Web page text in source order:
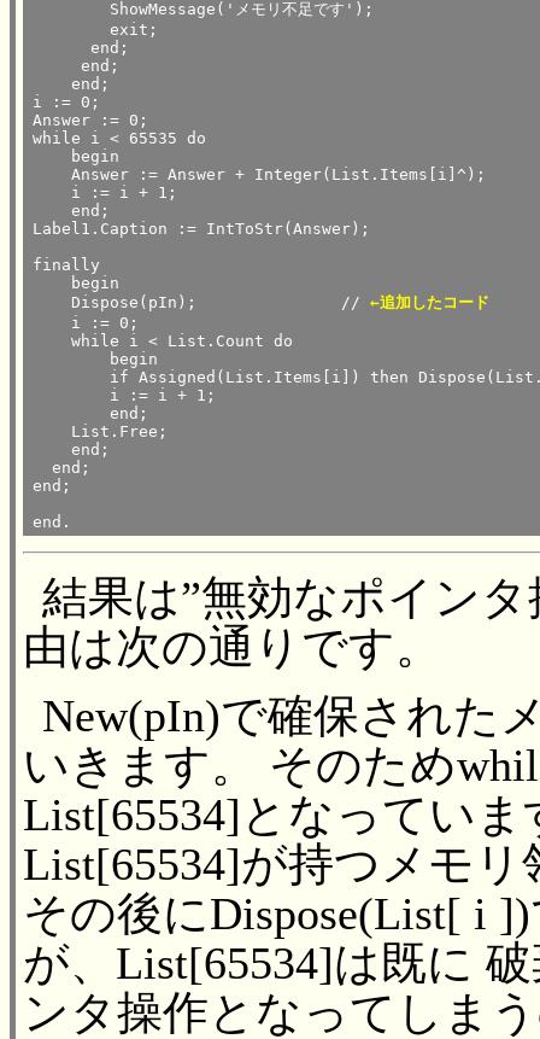
      end;
     end;
    end;
i := 0;
Answer := 0;
while i < 65535 do
    begin
    Answer := Answer + Integer(List.Items[i]^);
    i := i + 1;
    end;
Label1.Caption := IntToStr(Answer);
finally
    begin
    Dispose(pIn);		//
←追加したコード
    i := 0;
    while i < List.Count do
        begin
if Assigned(List.Items[i]) then
        i := i + 1;
        end;
    List.Free;
    end;
  end;
end;
end.
結果は”無効なポイン
由は次の通りです。
New(pIn)で確保された
いきます。 そのため
List[65534]となっていま
List[65534]が持つメモ
その後にDispose(List[ i
が、List[65534]は既に
ンタ操作となってしま